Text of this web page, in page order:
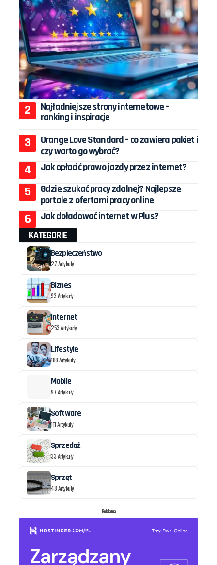
Najładniejsze strony internetowe –
ranking i inspiracje
Orange Love Standard – co zawiera pakiet i
czy warto go wybrać?
Jak opłacić prawo jazdy przez internet?
Gdzie szukać pracy zdalnej? Najlepsze
portale z ofertami pracy online
Jak doładować internet w Plus?
KATEGORIE
Bezpieczeństwo
27 Artykuły
Biznes
93 Artykuły
Internet
253 Artykuły
Lifestyle
188 Artykuły
Mobile
97 Artykuły
Software
111 Artykuły
Sprzedaż
33 Artykuły
Sprzęt
48 Artykuły
- Reklama -